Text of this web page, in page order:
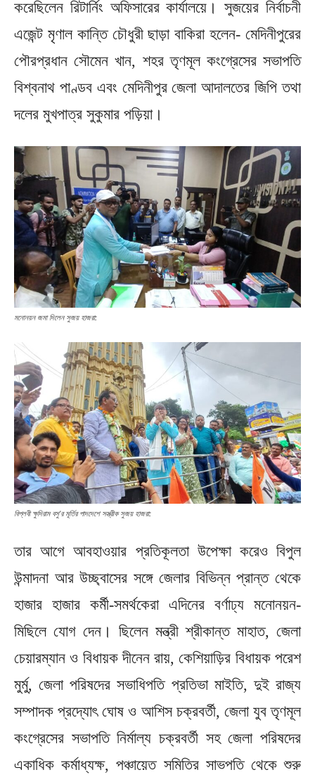
করেছিলেন রিটার্নিং অফিসারের কার্যালয়ে। সুজয়ের নির্বাচনী
এজেন্ট মৃণাল কান্তি চৌধুরী ছাড়া বাকিরা হলেন- মেদিনীপুরের
পৌরপ্রধান সৌমেন খান, শহর তৃণমূল কংগ্রেসের সভাপতি
বিশ্বনাথ পাণ্ডব এবং মেদিনীপুর জেলা আদালতের জিপি তথা
দলের মুখপাত্র সুকুমার পড়িয়া।
মনোনয়ন জমা দিলেন সুজয় হাজরা:
বিপ্লবী ক্ষুদিরাম বসু’র মূর্তির পাদদেশে সস্ত্রীক সুজয় হাজরা:
তার আগে আবহাওয়ার প্রতিকূলতা উপেক্ষা করেও বিপুল
উন্মাদনা আর উচ্ছ্বাসের সঙ্গে জেলার বিভিন্ন প্রান্ত থেকে
হাজার হাজার কর্মী-সমর্থকেরা এদিনের বর্ণাঢ্য মনোনয়ন-
মিছিলে যোগ দেন। ছিলেন মন্ত্রী শ্রীকান্ত মাহাত, জেলা
চেয়ারম্যান ও বিধায়ক দীনেন রায়, কেশিয়াড়ির বিধায়ক পরেশ
মুর্মু, জেলা পরিষদের সভাধিপতি প্রতিভা মাইতি, দুই রাজ্য
সম্পাদক প্রদ্যোৎ ঘোষ ও আশিস চক্রবর্তী, জেলা যুব তৃণমূল
কংগ্রেসের সভাপতি নির্মাল্য চক্রবর্তী সহ জেলা পরিষদের
একাধিক কর্মাধ্যক্ষ, পঞ্চায়েত সমিতির সাভপতি থেকে শুরু